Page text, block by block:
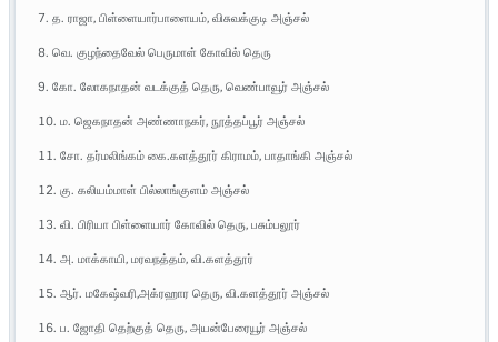
7. த. ராஜா, பிள்ளையார்பாளையம், விசுவக்குடி அஞ்சல்
8. வெ. குழந்தைவேல் பெருமாள் கோவில் தெரு
9. கோ. லோகநாதன் வடக்குத் தெரு, வெண்பாவூர் அஞ்சல்
10. ம. ஜெகநாதன் அண்ணாநகர், நூத்தப்பூர் அஞ்சல்
11. சோ. தர்மலிங்கம் கை.களத்தூர் கிராமம், பாதாங்கி அஞ்சல்
12. கு. கலியம்மாள் பில்லாங்குளம் அஞ்சல்
13. வி. பிரியா பிள்ளையார் கோவில் தெரு, பசும்பலூர்
14. அ. மாக்காயி, மரவநத்தம், வி.களத்தூர்
15. ஆர். மகேஷ்வரி,அக்ரஹார தெரு, வி.களத்தூர் அஞ்சல்
16. ப. ஜோதி தெற்குத் தெரு, அயன்பேரையூர் அஞ்சல்